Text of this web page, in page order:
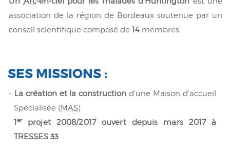
association de la région de Bordeaux soutenue par un
conseil scientifique composé de14 membres.
SES MISSIONS :
- La création et la construction d'une Maison d'accueil
Spécialisée (MAS)
1erprojet 2008/2017 ouvert depuis mars 2017 à
TRESSES 33